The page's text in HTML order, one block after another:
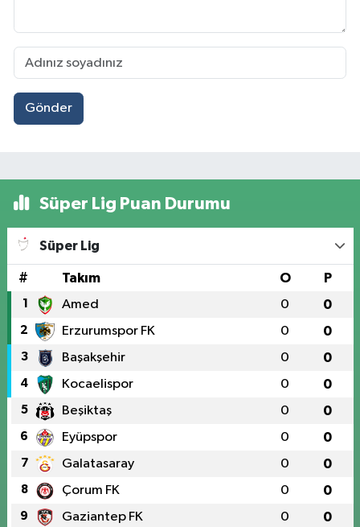
Gönder
Süper Lig Puan Durumu
Süper Lig
# Takım O P
1 Amed 0 0
2 Erzurumspor FK 0 0
3 Başakşehir 0 0
4 Kocaelispor 0 0
5 Beşiktaş 0 0
6 Eyüpspor 0 0
7 Galatasaray 0 0
8 Çorum FK 0 0
9 Gaziantep FK 0 0